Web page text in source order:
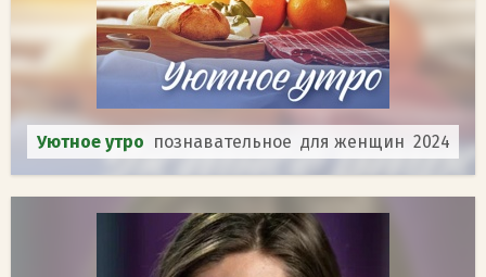
Уютное утро познавательное для женщин 2024